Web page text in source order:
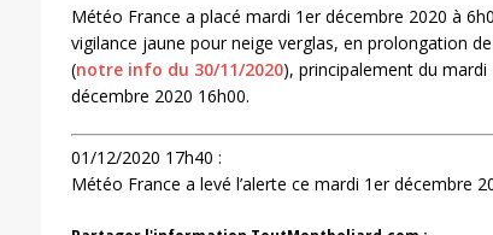
Météo France a placé mardi 1er décembre 2020 à
vigilance jaune pour neige verglas, en prolongation
(notre info du 30/11/2020), principalement du
décembre 2020 16h00.
01/12/2020 17h40 :
Météo France a levé l’alerte ce mardi 1er décembre